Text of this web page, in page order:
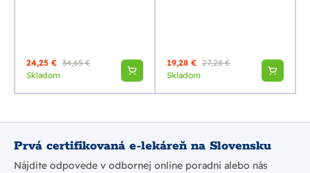
24,25 € 34,65 €
Skladom
19,28 € 27,28 €
Skladom
Prvá certifikovaná e-lekáreň na Slovensku
Nájdite odpovede v odbornej online poradni alebo nás